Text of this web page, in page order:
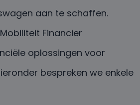
aan te schaffen.
Financier
oplossingen voor
bespreken we enkele